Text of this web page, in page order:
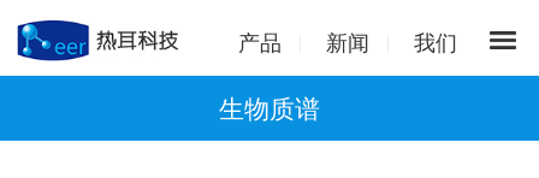
产品 新闻 我们
生物质谱